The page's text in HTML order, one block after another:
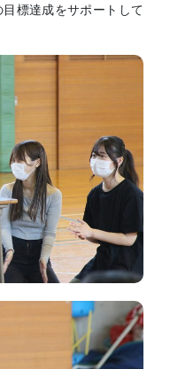
標達成をサポートして